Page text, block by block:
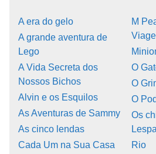
A era do gelo
A grande aventura de
Lego
A Vida Secreta dos
Nossos Bichos
Alvin e os Esquilos
As Aventuras de Sammy
As cinco lendas
Cada Um na Sua Casa
M
O
O
O
Os
Rio